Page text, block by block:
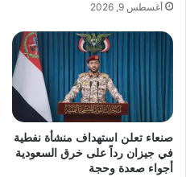
أغسطس 9, 2026
صنعاء تعلن استهداف منشأة نفطية
في جيزان رداً على خرق السعودية
أجواء صعدة وحجة